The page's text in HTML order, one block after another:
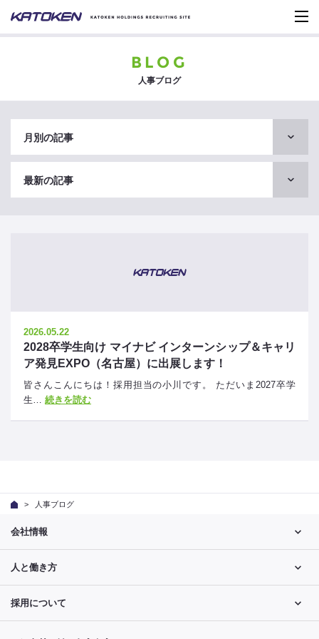
BLOG
人事ブログ
月別の記事
最新の記事
2026.05.22
2028卒学生向け マイナビ インターンシップ＆キャリ
ア発見EXPO（名古屋）に出展します！
皆さんこんにちは！採用担当の小川です。 ただいま2027卒学
生… 続きを読む
人事ブログ
会社情報
人と働き方
採用について